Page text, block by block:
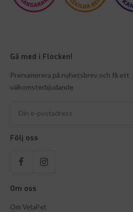
Gå med i Flocken!
Prenumerera på nyhetsbrev och få ett
välkomsterbjudande
Din e-postadress
Följ oss
Om oss
Om VetaPet